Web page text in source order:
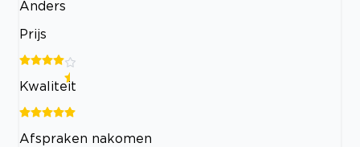
Anders
Prijs
Kwaliteit
Afspraken nakomen